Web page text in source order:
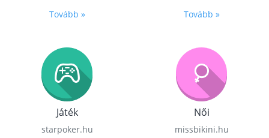
Tovább » Tovább »
Játék
starpoker.hu
Női
missbikini.hu